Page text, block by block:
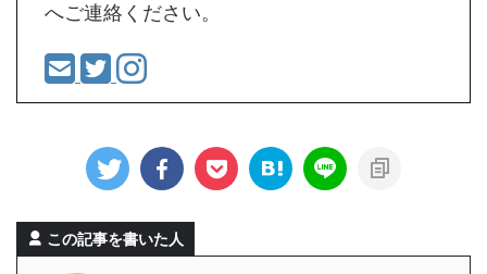
へご連絡ください。
この記事を書いた人